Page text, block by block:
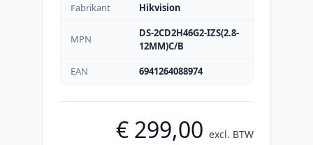
Fabrikant Hikvision
MPN
DS-2CD2H46G2-IZS(2.8-
12MM)C/B
EAN
6941264088974
€ 299,00 excl. BTW